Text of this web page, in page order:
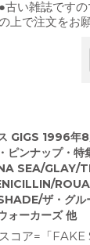
古い雑誌です
上で注文をお
GIGS 1996年
ピンナップ・特
SEA/GLAY/
ザ・グル
ォーカーズ 他
コア=「FAKE